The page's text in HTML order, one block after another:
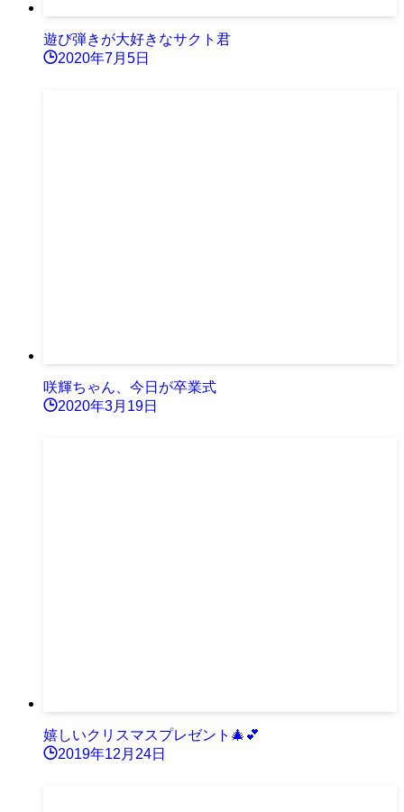
遊び弾きが大好きなサクト君
2020年7月5日
咲輝ちゃん、今日が卒業式
2020年3月19日
嬉しいクリスマスプレゼント🎄💕
2019年12月24日